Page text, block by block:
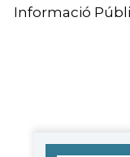
Informació